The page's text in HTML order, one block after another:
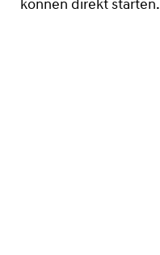
können direkt starten.